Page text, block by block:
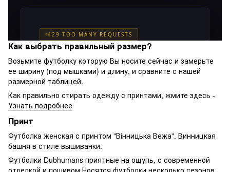
Как выбрать правильный размер?
Возьмите футболку которую Вы носите сейчас и замерьте
ее ширину (под мышками) и длину, и сравните с нашей
размерной таблицей.
Как правильно стирать одежду с принтами, жмите здесь -
Узнать подробнее
Принт
Футболка женская с принтом "Вінницька Вежа". Винницкая
башня в стиле вышиванки.
Футболки Dubhumans приятные на ощупь, с современной